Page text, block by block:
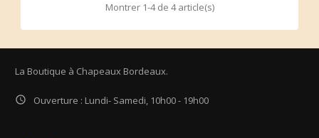
Montrer 1-4 de 4 article(s)
La Boutique à Chapeaux Bordeaux.
 Ouverture : Lundi- Samedi, 10h00 - 19h00